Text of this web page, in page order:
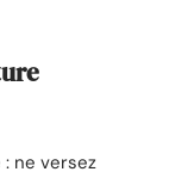
: ne versez